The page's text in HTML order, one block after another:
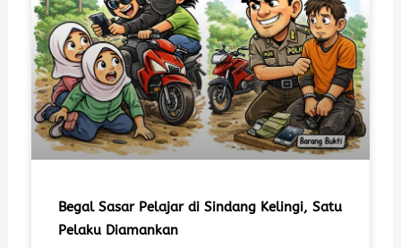
Begal Sasar Pelajar di Sindang Kelingi, Satu
Pelaku Diamankan